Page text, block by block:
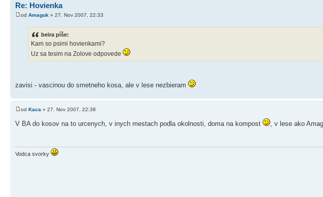
Re: Hovienka
od Amaguk » 27. Nov 2007, 22:33
beira píše:
Kam so psimi hovienkami?
Uz sa tesim na Zolove odpovede
zavisi - vascinou do smetneho kosa, ale v lese nezbieram
od Kaca » 27. Nov 2007, 22:38
V BA do kosov na to urcenych, v inych mestach podla okolnosti, doma na kompost , v lese ako
Vodca svorky